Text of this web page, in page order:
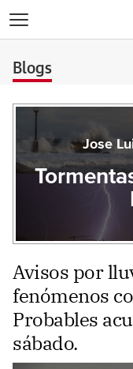
Blogs
Jose
Avisos por
fenómenos
Probables
sábado.